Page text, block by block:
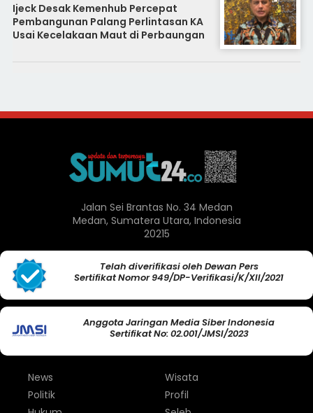
Ijeck Desak Kemenhub Percepat
Pembangunan Palang Perlintasan KA
Usai Kecelakaan Maut di Perbaungan
Jalan Sei Brantas No. 34 Medan
Medan, Sumatera Utara, Indonesia
20215
Telah diverifikasi oleh Dewan Pers
Sertifikat Nomor 949/DP-Verifikasi/K/XII/2021
Anggota Jaringan Media Siber Indonesia
Sertifikat No: 02.001/JMSI/2023
News
Politik
Wisata
Profil